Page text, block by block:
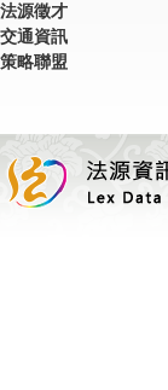
法源徵才
交通資訊
策略聯盟